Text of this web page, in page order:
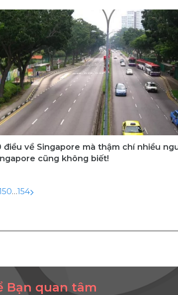
điều về Singapore mà thậm chí nhiều
cũng không biết!
…154
Bạn quan tâm